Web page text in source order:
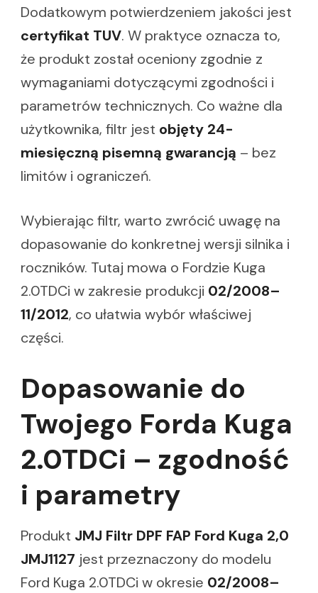
Dodatkowym potwierdzeniem jakości jest
certyfikat TUV. W praktyce oznacza to,
że produkt został oceniony zgodnie z
wymaganiami dotyczącymi zgodności i
parametrów technicznych. Co ważne dla
użytkownika, filtr jest objęty 24-
miesięczną pisemną gwarancją – bez
limitów i ograniczeń.
Wybierając filtr, warto zwrócić uwagę na
dopasowanie do konkretnej wersji silnika i
roczników. Tutaj mowa o Fordzie Kuga
2.0TDCi w zakresie produkcji 02/2008–
11/2012, co ułatwia wybór właściwej
części.
Dopasowanie do
Twojego Forda Kuga
2.0TDCi – zgodność
i parametry
Produkt JMJ Filtr DPF FAP Ford Kuga 2,0
JMJ1127 jest przeznaczony do modelu
Ford Kuga 2.0TDCi w okresie 02/2008–